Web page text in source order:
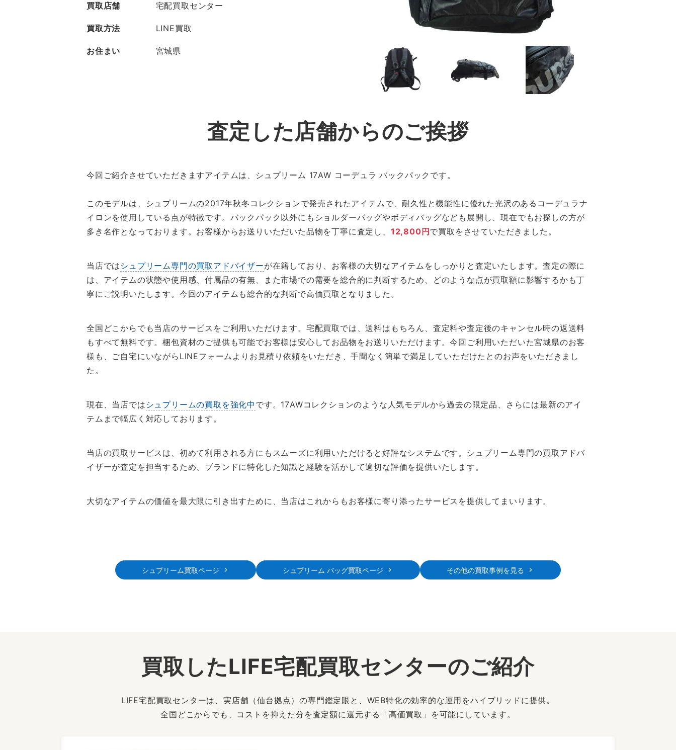
買取店舗 宅配買取センター
買取方法 LINE買取
お住まい 宮城県
査定した店舗からのご挨拶
今回ご紹介させていただきますアイテムは、シュプリーム 17AW コーデュラ バックパックです。
このモデルは、シュプリームの2017年秋冬コレクションで発売されたアイテムで、耐久性と機能性に優れた光沢のあるコーデュラナ
イロンを使用している点が特徴です。バックパック以外にもショルダーバッグやボディバッグなども展開し、現在でもお探しの方が
多き名作となっております。お客様からお送りいただいた品物を丁寧に査定し、 12,800円 で買取をさせていただきました。
当店では シュプリーム専門の買取アドバイザーが在籍しており、お客様の大切なアイテムをしっかりと査定いたします。査定の際に
は、アイテムの状態や使用感、付属品の有無、また市場での需要を総合的に判断するため、どのような点が買取額に影響するかも丁
寧にご説明いたします。今回のアイテムも総合的な判断で高価買取となりました。
全国どこからでも当店のサービスをご利用いただけます。宅配買取では、送料はもちろん、査定料や査定後のキャンセル時の返送料
もすべて無料です。梱包資材のご提供も可能でお客様は安心してお品物をお送りいただけます。今回ご利用いただいた宮城県のお客
様も、ご自宅にいながらLINEフォームよりお見積り依頼をいただき、手間なく簡単で満足していただけたとのお声をいただきまし
た。
現在、当店では シュプリームの買取を強化中 です。17AWコレクションのような人気モデルから過去の限定品、さらには最新のアイ
テムまで幅広く対応しております。
当店の買取サービスは、初めて利用される方にもスムーズに利用いただけると好評なシステムです。シュプリーム専門の買取アドバ
イザーが査定を担当するため、ブランドに特化した知識と経験を活かして適切な評価を提供いたします。
大切なアイテムの価値を最大限に引き出すために、当店はこれからもお客様に寄り添ったサービスを提供してまいります。
シュプリーム買取ページ シュプリーム バッグ買取ページ その他の買取事例を見る
買取したLIFE宅配買取センターのご紹介
LIFE宅配買取センターは、実店舗（仙台拠点）の専門鑑定眼と、WEB特化の効率的な運用をハイブリッドに提供。
全国どこからでも、コストを抑えた分を査定額に還元する「高価買取」を可能にしています。